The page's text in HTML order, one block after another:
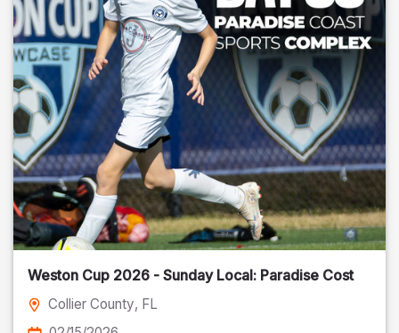
Weston Cup 2026 - Sunday Local: Paradise Cost
Collier County, FL